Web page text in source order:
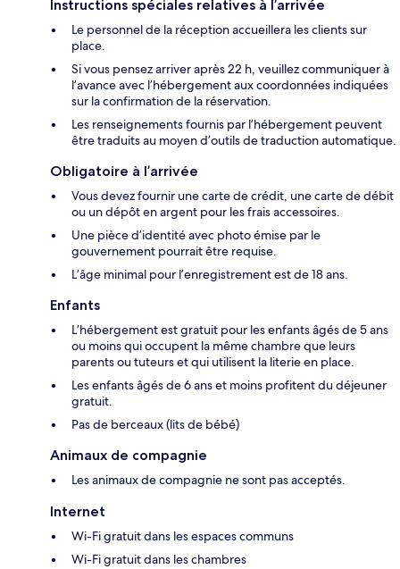
Instructions spéciales relatives à l’arrivée
Le personnel de la réception accueillera les clients sur
place.
Si vous pensez arriver après 22 h, veuillez communiquer à
l’avance avec l’hébergement aux coordonnées indiquées
sur la confirmation de la réservation.
Les renseignements fournis par l’hébergement peuvent
être traduits au moyen d’outils de traduction automatique.
Obligatoire à l’arrivée
Vous devez fournir une carte de crédit, une carte de débit
ou un dépôt en argent pour les frais accessoires.
Une pièce d’identité avec photo émise par le
gouvernement pourrait être requise.
L’âge minimal pour l’enregistrement est de 18 ans.
Enfants
L’hébergement est gratuit pour les enfants âgés de 5 ans
ou moins qui occupent la même chambre que leurs
parents ou tuteurs et qui utilisent la literie en place.
Les enfants âgés de 6 ans et moins profitent du déjeuner
gratuit.
Pas de berceaux (lits de bébé)
Animaux de compagnie
Les animaux de compagnie ne sont pas acceptés.
Internet
Wi-Fi gratuit dans les espaces communs
Wi-Fi gratuit dans les chambres